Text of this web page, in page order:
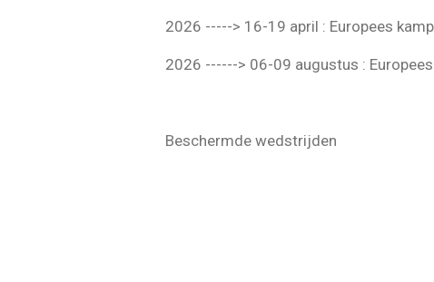
2026 -----> 16-19 april : Europees
2026 ------> 06-09 augustus :
Beschermde wedstrijden